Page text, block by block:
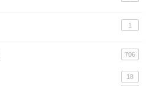
1
706
18